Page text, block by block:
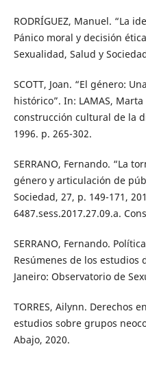
RODRÍGUEZ, Manuel. “La
Pánico moral y decisión
Sexualidad, Salud y
SCOTT, Joan. “El género:
histórico”. In: LAMAS,
construcción cultural de la
1996. p. 265-302.
SERRANO, Fernando. “La
género y articulación de
Sociedad, 27, p. 149-171,
6487.sess.2017.27.09.a.
SERRANO, Fernando.
Resúmenes de los estudios
Janeiro: Observatorio de
TORRES, Ailynn. Derechos
estudios sobre grupos
Abajo, 2020.